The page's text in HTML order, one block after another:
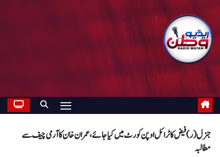
جنرل (ر) فیض کا ٹرائل اوپن کورٹ میں کیا جائے، عمران خان کا آرمی چیف سے
مطالبہ